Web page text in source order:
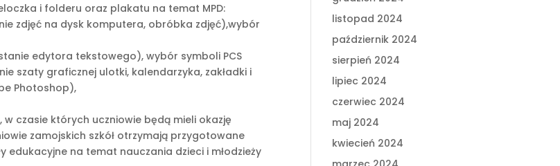
i folderu oraz plakatu na temat MPD:
zdjęć na dysk komputera, obróbka zdjęć),wybór
edytora tekstowego), wybór symboli PCS
szaty graficznej ulotki, kalendarzyka, zakładki i
Photoshop),
czasie których uczniowie będą mieli okazję
zamojskich szkół otrzymają przygotowane
edukacyjne na temat nauczania dzieci i młodzieży
listopad 2024
październik 2024
sierpień 2024
lipiec 2024
czerwiec 2024
maj 2024
kwiecień 2024